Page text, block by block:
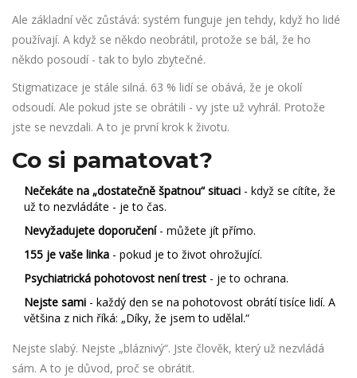
Ale základní věc zůstává: systém funguje jen tehdy, když ho lidé
používají. A když se někdo neobrátil, protože se bál, že ho
někdo posoudí - tak to bylo zbytečné.
Stigmatizace je stále silná. 63 % lidí se obává, že je okolí
odsoudí. Ale pokud jste se obrátili - vy jste už vyhrál. Protože
jste se nevzdali. A to je první krok k životu.
Co si pamatovat?
Nečekáte na „dostatečně špatnou“ situaci - když se cítíte, že
už to nezvládáte - je to čas.
Nevyžadujete doporučení- můžete jít přímo.
155 je vaše linka - pokud je to život ohrožující.
Psychiatrická pohotovost není trest - je to ochrana.
Nejste sami - každý den se na pohotovost obrátí tisíce lidí. A
většina z nich říká: „Díky, že jsem to udělal.“
Nejste slabý. Nejste „bláznivý“. Jste člověk, který už nezvládá
sám. A to je důvod, proč se obrátit.